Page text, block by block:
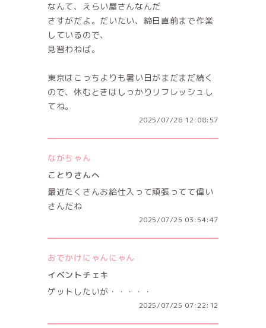
なんて、えらい屋さんなんだ
さすがだよ。だいたい、締日直前まで作業
しているので、
見習わねば。
東京はこっちよりも暑い日がまだまだ続く
ので、休むときはしっかりリフレッシュし
てね。
2025/07/26 12:08:57
ながちゃん
ことりさんへ
最近たくさんお給仕入って頑張ってて偉い
さんだね
2025/07/25 03:54:47
おでかけにゃんにゃん
イベントチェキ
ゲットしたいが・・・・・
2025/07/25 07:22:12